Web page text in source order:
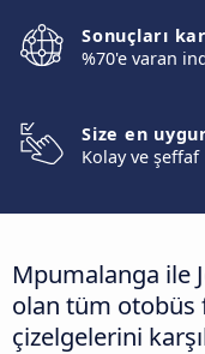
Sonuçları
%70'e varan
Size en
Kolay ve şeffaf
Mpumalanga ile
olan tüm otobüs
çizelgelerini